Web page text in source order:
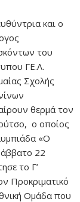
και ο
του
ΓΕ.Λ.
Σχολής
θερμά τον
ο οποίος
«Ο
22
το Γ’
Προκριματικό
Ομάδα που